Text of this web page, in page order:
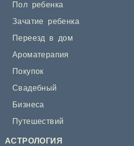
Пол ребенка
Зачатие ребенка
Переезд в дом
Ароматерапия
Покупок
Свадебный
Бизнеса
Путешествий
АСТРОЛОГИЯ